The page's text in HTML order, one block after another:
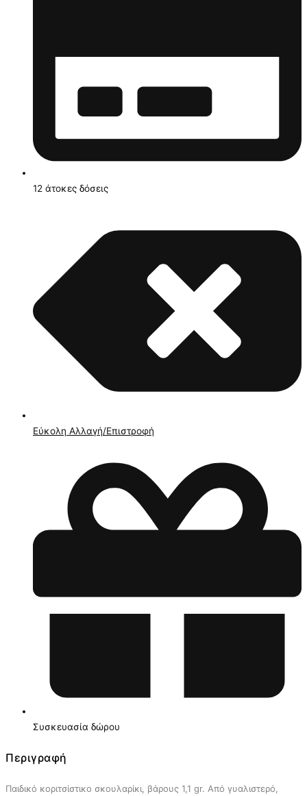
12 άτοκες δόσεις
Εύκολη Αλλαγή/Επιστροφή
Συσκευασία δώρου
Περιγραφή
Παιδικό κοριτσίστικο σκουλαρίκι, βάρους 1,1 gr. Από γυαλιστερό,